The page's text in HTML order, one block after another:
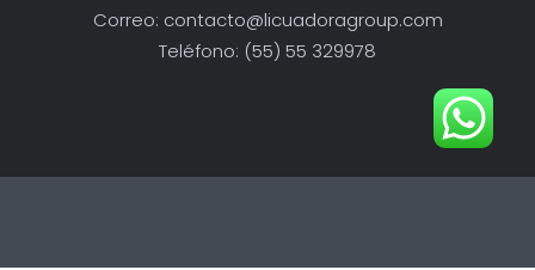
Correo: contacto@licuadoragroup.com
Teléfono: (55) 55 329978